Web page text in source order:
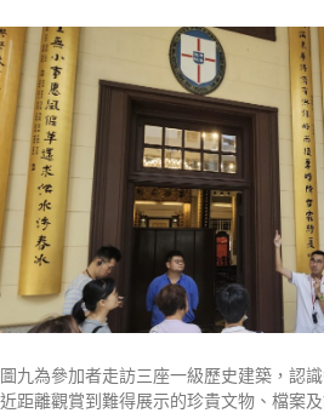
圖九為參加者走訪三座一級歷史建築，認
近距離觀賞到難得展示的珍貴文物、檔案及